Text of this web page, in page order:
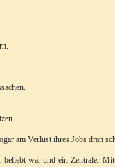
am Verlust ihres Jobs dran
war und ein Zentraler